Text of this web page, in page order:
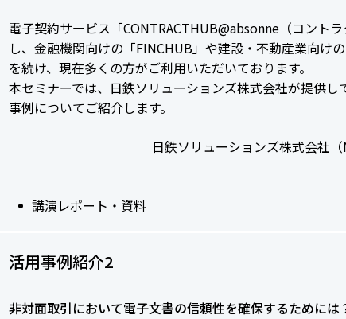
電子契約サービス「CONTRACTHUB@absonne（コント
し、金融機関向けの「FINCHUB」や建設・不動産業向け
を続け、現在多くの方がご利用いただいております。
本セミナーでは、日鉄ソリューションズ株式会社が提供
事例についてご紹介します。
日鉄ソリューションズ株式会社
講演レポート・資料
活用事例紹介2
非対面取引において電子文書の信頼性を確保するためには